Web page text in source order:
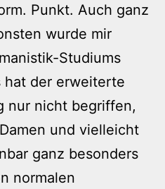
Punkt. Auch ganz
wurde mir
Studiums
hat der erweiterte
nur nicht begriffen,
und vielleicht
ganz besonders
normalen